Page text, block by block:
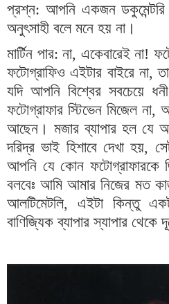
প্রশ্ন: আপনি একজন ডকুমেন্টরি
অনুৎসাহী বলে মনে হয় না।
মার্টিন পার:না, একেবারেই না!
ফটোগ্রাফিও এইটার বাইরে না,
যদি আপনি বিশ্বের সবচেয়ে
ফটোগ্রাফার স্টিভেন মিজেল না,
আছেন। মজার ব্যাপার হল যে
দরিদ্র ভাই হিশাবে দেখা হয়,
আপনি যে কোন ফটোগ্রাফারকে
বলবেঃ আমি আমার নিজের মত
আলটিমেটলি, এইটা কিন্তু
বাণিজ্যিক ব্যাপার স্যাপার থেকে